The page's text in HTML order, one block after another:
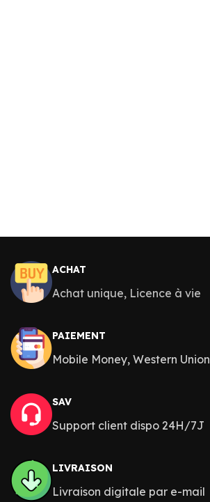
ACHAT
Achat unique, Licence à vie
PAIEMENT
Mobile Money, Western Union
SAV
Support client dispo 24H/7J
LIVRAISON
Livraison digitale par e-mail